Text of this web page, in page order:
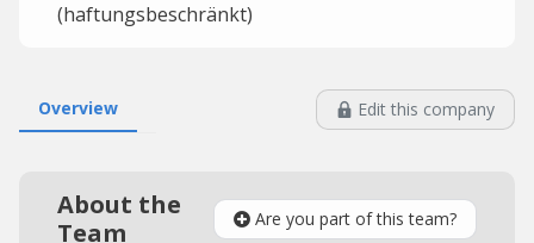
(haftungsbeschränkt)
Overview Edit this company
About the
Team
Are you part of this team?